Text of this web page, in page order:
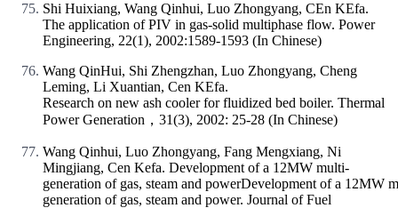
Shi Huixiang, Wang Qinhui, Luo Zhongyang, CEn KEfa.
The application of PIV in gas-solid multiphase flow. Power
Engineering, 22(1), 2002:1589-1593 (In Chinese)
Wang QinHui, Shi Zhengzhan, Luo Zhongyang, Cheng
Leming, Li Xuantian, Cen KEfa.
Research on new ash cooler for fluidized bed boiler. Thermal
Power Generation，31(3), 2002: 25-28 (In Chinese)
Wang Qinhui, Luo Zhongyang, Fang Mengxiang, Ni
Mingjiang, Cen Kefa. Development of a 12MW multi-
generation of gas, steam and powerDevelopment of a 12MW
generation of gas, steam and power. Journal of Fuel